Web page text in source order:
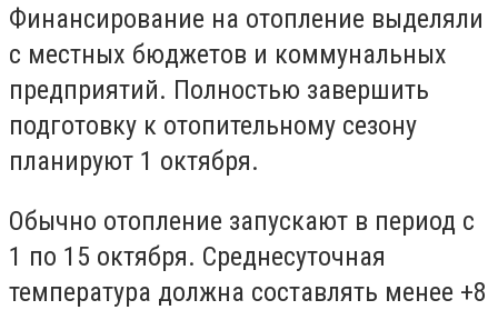
Финансирование на отопление выделяли
с местных бюджетов и коммунальных
предприятий. Полностью завершить
подготовку к отопительному сезону
планируют 1 октября.
Обычно отопление запускают в период с
1 по 15 октября. Среднесуточная
температура должна составлять менее +8